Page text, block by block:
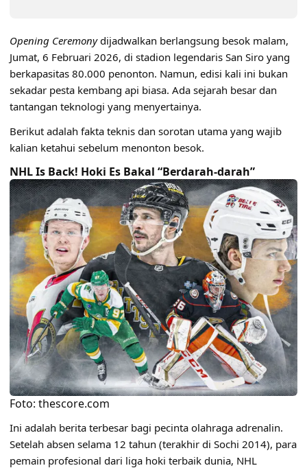
Opening Ceremonydijadwalkan berlangsung besok malam,
Jumat, 6 Februari 2026, di stadion legendaris San Siro yang
berkapasitas 80.000 penonton. Namun, edisi kali ini bukan
sekadar pesta kembang api biasa. Ada sejarah besar dan
tantangan teknologi yang menyertainya.
Berikut adalah fakta teknis dan sorotan utama yang wajib
kalian ketahui sebelum menonton besok.
NHL Is Back! Hoki Es Bakal “Berdarah-darah”
Foto: thescore.com
Ini adalah berita terbesar bagi pecinta olahraga adrenalin.
Setelah absen selama 12 tahun (terakhir di Sochi 2014), para
pemain profesional dari liga hoki terbaik dunia, NHL